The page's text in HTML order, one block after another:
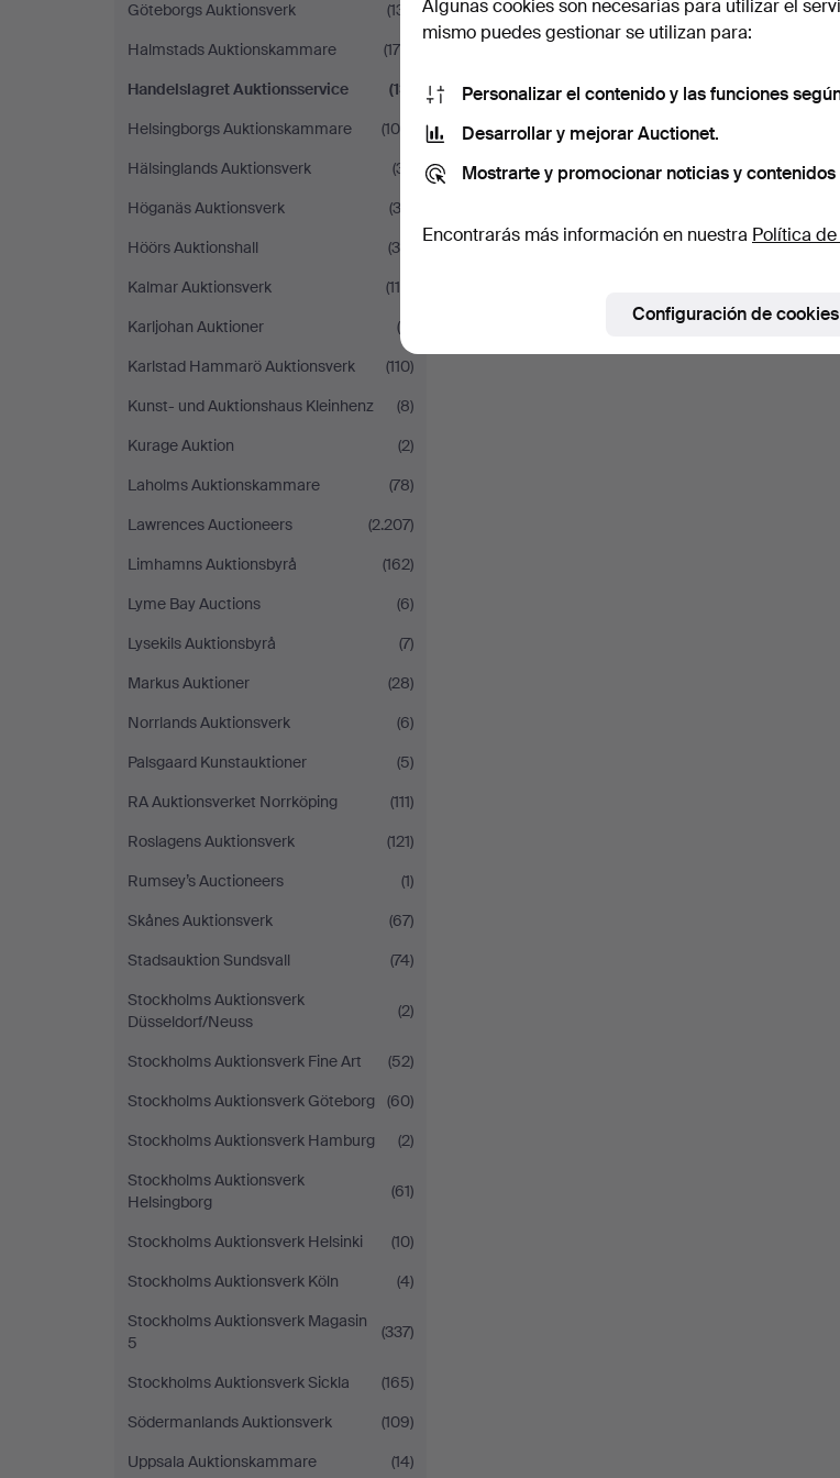
Göteborgs Auktionsverk
(131)
Halmstads Auktionskammare
(179)
Handelslagret Auktionsservice
(13)
Helsingborgs Auktionskammare
(105)
Hälsinglands Auktionsverk
(31)
Höganäs Auktionsverk
(32)
Höörs Auktionshall
(39)
Kalmar Auktionsverk
(114)
Karljohan Auktioner
(8)
Karlstad Hammarö Auktionsverk
(110)
Kunst- und Auktionshaus Kleinhenz
(8)
Kurage Auktion
(2)
Laholms Auktionskammare
(78)
Lawrences Auctioneers
(2.207)
Limhamns Auktionsbyrå
(162)
Lyme Bay Auctions
(6)
Lysekils Auktionsbyrå
(7)
Markus Auktioner
(28)
Norrlands Auktionsverk
(6)
Palsgaard Kunstauktioner
(5)
RA Auktionsverket Norrköping
(111)
Roslagens Auktionsverk
(121)
Rumsey’s Auctioneers
(1)
Skånes Auktionsverk
(67)
Stadsauktion Sundsvall
(74)
Stockholms Auktionsverk
Düsseldorf/Neuss
(2)
Stockholms Auktionsverk Fine Art
(52)
Stockholms Auktionsverk Göteborg
(60)
Stockholms Auktionsverk Hamburg
(2)
Stockholms Auktionsverk
Helsingborg
(61)
Stockholms Auktionsverk Helsinki
(10)
Stockholms Auktionsverk Köln
(4)
Stockholms Auktionsverk Magasin
5
(337)
Stockholms Auktionsverk Sickla
(165)
Södermanlands Auktionsverk
(109)
Uppsala Auktionskammare
(14)
Algunas cookies son necesarias para utilizar el
mismo puedes gestionar se utilizan para:
Personalizar el contenido y las funciones
Desarrollar y mejorar Auctionet.
Mostrarte y promocionar noticias y
Encontrarás más información en nuestra Política
Configuración de cookies